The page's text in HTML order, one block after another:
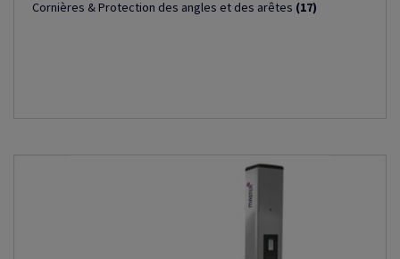
Cornières & Protection des angles et des arêtes (17)